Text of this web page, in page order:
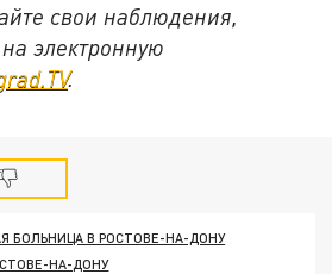
свои наблюдения,
электронную
.
БОЛЬНИЦА В РОСТОВЕ-НА-ДОНУ
НА-ДОНУ